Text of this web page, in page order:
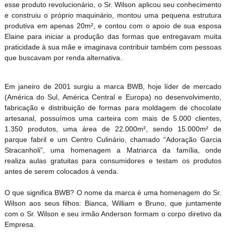
esse produto revolucionário, o Sr. Wilson aplicou seu conhecimento
e construiu o próprio maquinário, montou uma pequena estrutura
produtiva em apenas 20m², e contou com o apoio de sua esposa
Elaine para iniciar a produção das formas que entregavam muita
praticidade à sua mãe e imaginava contribuir também com pessoas
que buscavam por renda alternativa.
Em janeiro de 2001 surgiu a marca BWB, hoje líder de mercado
(América do Sul, América Central e Europa) no desenvolvimento,
fabricação e distribuição de formas para moldagem de chocolate
artesanal, possuímos uma carteira com mais de 5.000 clientes,
1.350 produtos, uma área de 22.000m², sendo 15.000m² de
parque fabril e um Centro Culinário, chamado “Adoração Garcia
Stracanholi”, uma homenagem a Matriarca da família, onde
realiza aulas gratuitas para consumidores e testam os produtos
antes de serem colocados à venda.
O que significa BWB? O nome da marca é uma homenagem do Sr.
Wilson aos seus filhos: Bianca, William e Bruno, que juntamente
com o Sr. Wilson e seu irmão Anderson formam o corpo diretivo da
Empresa.